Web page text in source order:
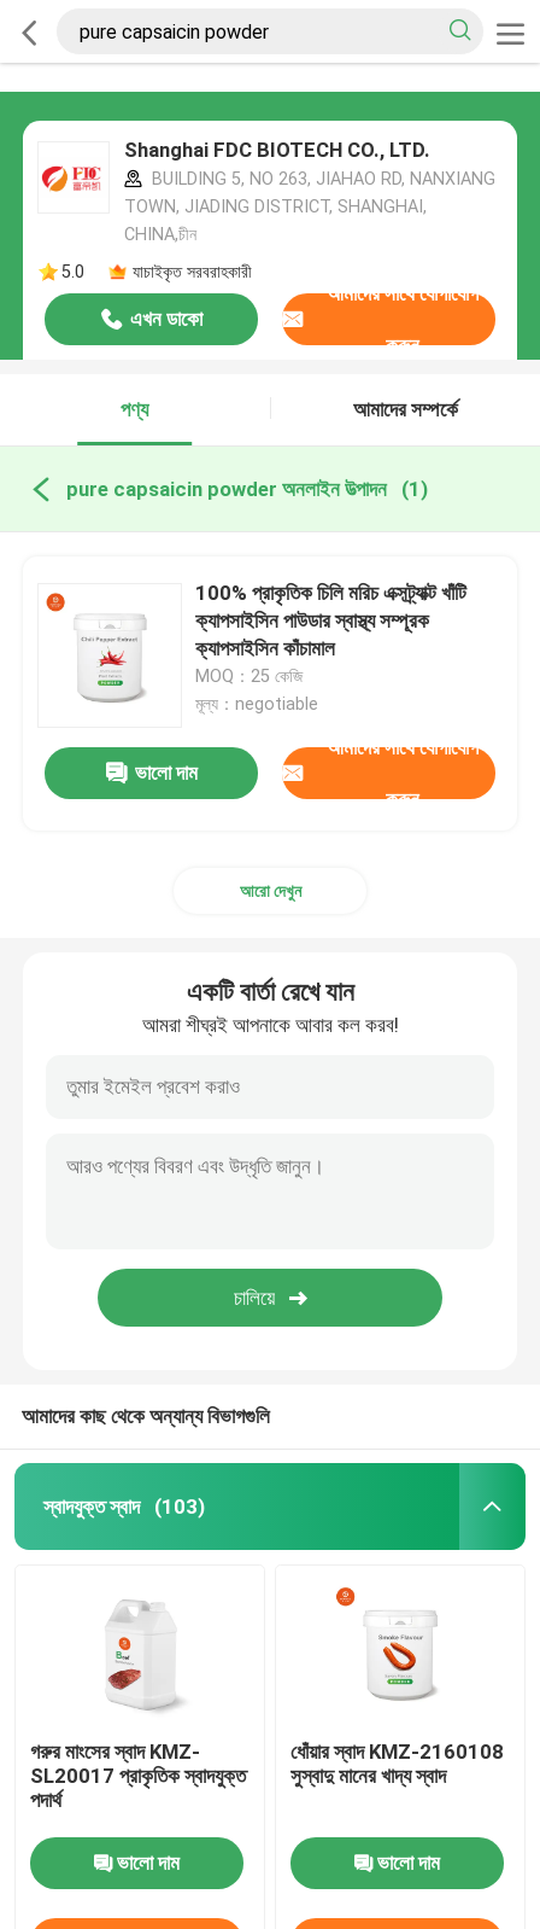
Shanghai FDC BIOTECH CO., LTD.
BUILDING 5, NO 263, JIAHAO RD, NANXIANG
TOWN, JIADING DISTRICT, SHANGHAI,
CHINA,চীন
5.0
যাচাইকৃত সরবরাহকারী
এখন ডাকো
আমাদের সাথে যোগাযোগ
করুন
পণ্য আমাদের সম্পর্কে
pure capsaicin powder অনলাইন উত্পাদন (1)
100% প্রাকৃতিক চিলি মরিচ এক্সট্র্যাক্ট খাঁটি
ক্যাপসাইসিন পাউডার স্বাস্থ্য সম্পূরক
ক্যাপসাইসিন কাঁচামাল
MOQ：25 কেজি
মূল্য：negotiable
ভালো দাম
আমাদের সাথে যোগাযোগ
করুন
আরো দেখুন
একটি বার্তা রেখে যান
আমরা শীঘ্রই আপনাকে আবার কল করব!
আমাদের কাছ থেকে অন্যান্য বিভাগগুলি
স্বাদযুক্ত স্বাদ (103)
গরুর মাংসের স্বাদ KMZ-
SL20017 প্রাকৃতিক স্বাদযুক্ত
পদার্থ
ভালো দাম
ধোঁয়ার স্বাদ KMZ-2160108
সুস্বাদু মানের খাদ্য স্বাদ
ভালো দাম